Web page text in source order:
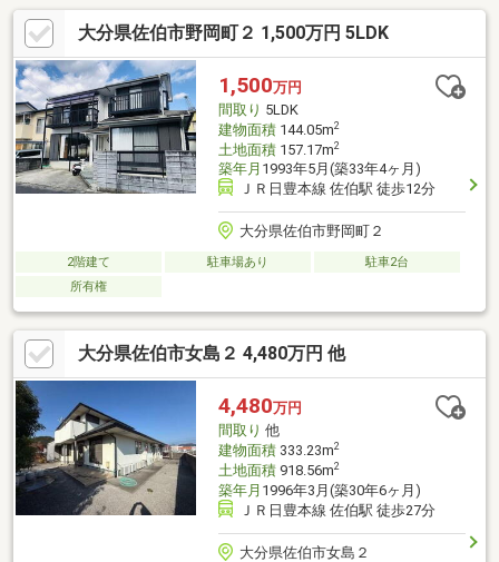
電化！・長期優良認定住宅・室内程度良好※一部クロスやフロー
リング等に劣化やキズはみられます。・駐車場４台可※車種によ
る・外観、内観ともにかわいらしい素敵なお家です♪
大分県佐伯市野岡町２ 1,500万円 5LDK
1,500万円
間取り 5LDK
建物面積144.05m2
土地面積157.17m2
築年月 1993年5月(築33年4ヶ月)
ＪＲ日豊本線 佐伯駅 徒歩12分
大分県佐伯市野岡町２
2階建て 駐車場あり
駐車2台
所有権
大分県佐伯市女島２ 4,480万円 他
4,480万円
間取り 他
建物面積333.23m2
土地面積918.56m2
築年月 1996年3月(築30年6ヶ月)
ＪＲ日豊本線 佐伯駅 徒歩27分
大分県佐伯市女島２